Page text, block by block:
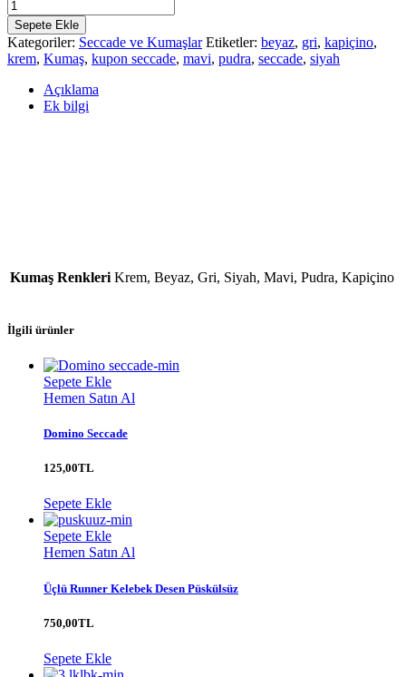
Seccade
Miktar
Sepete Ekle
Kategoriler: Seccade ve Kumaşlar Etiketler: beyaz, gri, kapiçino,
krem, Kumaş, kupon seccade, mavi, pudra, seccade, siyah
Açıklama
Ek bilgi
Kumaş Renkleri Krem, Beyaz, Gri, Siyah, Mavi, Pudra, Kapiçino
İlgili ürünler
Sepete Ekle
Hemen Satın Al
Domino Seccade
125,00TL
Sepete Ekle
Sepete Ekle
Hemen Satın Al
Üçlü Runner Kelebek Desen Püskülsüz
750,00TL
Sepete Ekle